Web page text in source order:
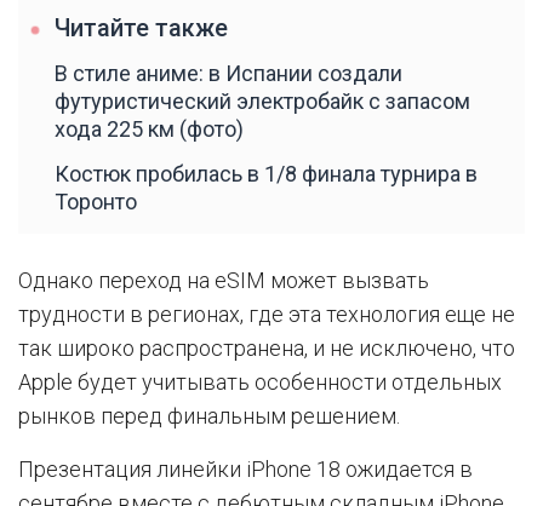
Читайте также
В стиле аниме: в Испании создали
футуристический электробайк с запасом
хода 225 км (фото)
Костюк пробилась в 1/8 финала турнира в
Торонто
Однако переход на eSIM может вызвать
трудности в регионах, где эта технология еще не
так широко распространена, и не исключено, что
Apple будет учитывать особенности отдельных
рынков перед финальным решением.
Презентация линейки iPhone 18 ожидается в